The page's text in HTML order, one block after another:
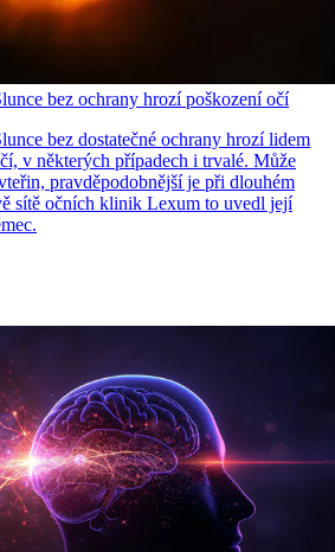
bez ochrany hrozí poškození očí
bez dostatečné ochrany hrozí lidem
v některých případech i trvalé. Může
pravděpodobnější je při dlouhém
sítě očních klinik Lexum to uvedl její